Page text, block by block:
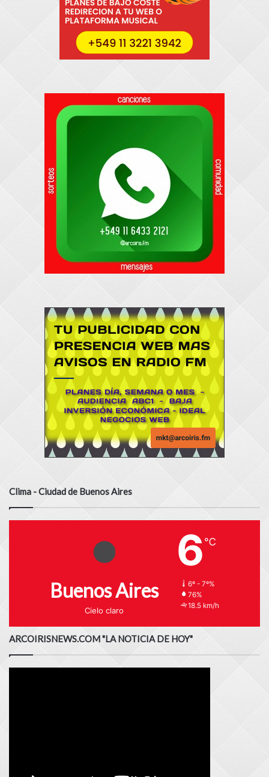
Clima - Ciudad de Buenos Aires
Buenos Aires
Cielo claro
6 ℃
6º - 7º%
76%
18.5 km/h
ARCOIRISNEWS.COM "LA NOTICIA DE HOY"